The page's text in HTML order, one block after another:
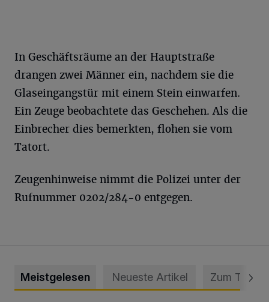
In Geschäftsräume an der Hauptstraße
drangen zwei Männer ein, nachdem sie die
Glaseingangstür mit einem Stein einwarfen.
Ein Zeuge beobachtete das Geschehen. Als die
Einbrecher dies bemerkten, flohen sie vom
Tatort.
Zeugenhinweise nimmt die Polizei unter der
Rufnummer 0202/284-0 entgegen.
Meistgelesen Neueste Artikel Zum Thema